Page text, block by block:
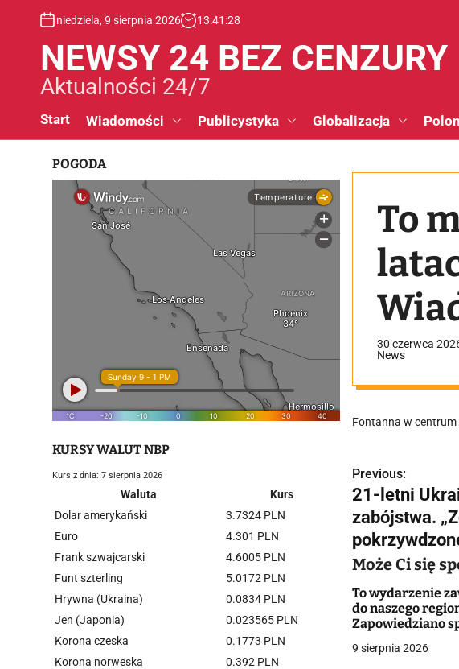
niedziela, 9 sierpnia 2026 13:41 :29
NEWSY 24 BEZ CENZURY
Aktualności 24/7
Start Wiadomości Publicystyka Globalizacja
To
30 czerwca
News
Fontanna w centrum
N
a
w
i
g
a
Previous:
21-letni
zabójstwa.
Może Ci się
To wydarzenie
do naszego
Zapowiedziano
9 sierpnia 2026
POGODA
KURSY WALUT NBP
Kurs z dnia: 7 sierpnia 2026
Waluta
Kurs
Dolar amerykański
3.7324 PLN
Euro
4.301 PLN
Frank szwajcarski
4.6005 PLN
Funt szterling
5.0172 PLN
Hrywna (Ukraina)
0.0834 PLN
Jen (Japonia)
0.023565 PLN
Korona czeska
0.1773 PLN
Korona norweska
0.392 PLN